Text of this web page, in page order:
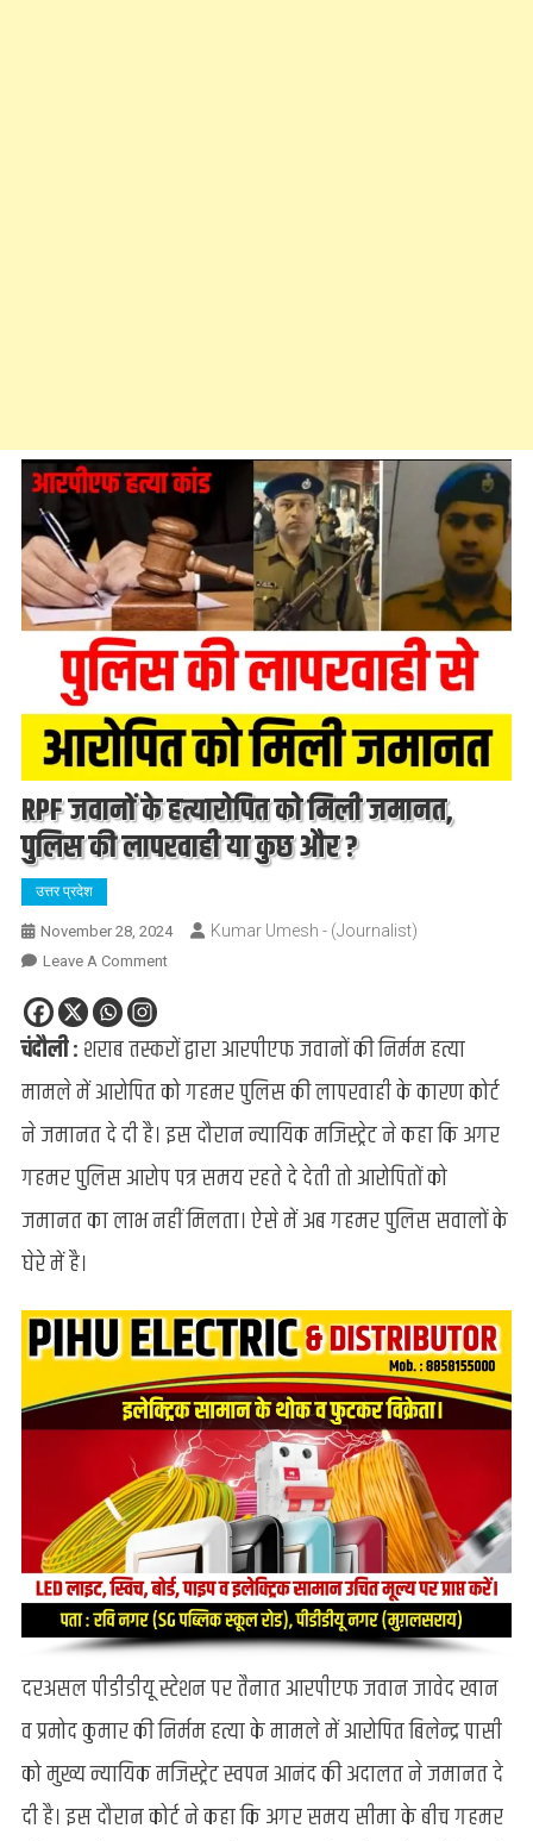
RPF जवानों के हत्यारोपित को मिली जमानत,
पुलिस की लापरवाही या कुछ और ?
उत्तर प्रदेश
November 28, 2024 Kumar Umesh - (Journalist)
Leave A CommentOn
के
को
मिली
पुलिस
की
लापरवाही
और
?
चंदौली :शराब तस्करों द्वारा आरपीएफ जवानों की निर्मम हत्या
मामले में आरोपित को गहमर पुलिस की लापरवाही के कारण कोर्ट
ने जमानत दे दी है। इस दौरान न्यायिक मजिस्ट्रेट ने कहा कि अगर
गहमर पुलिस आरोप पत्र समय रहते दे देती तो आरोपितों को
जमानत का लाभ नहीं मिलता। ऐसे में अब गहमर पुलिस सवालों के
घेरे में है।
दरअसल पीडीडीयू स्टेशन पर तैनात आरपीएफ जवान जावेद खान
व प्रमोद कुमार की निर्मम हत्या के मामले में आरोपित बिलेन्द्र पासी
को मुख्य न्यायिक मजिस्ट्रेट स्वपन आनंद की अदालत ने जमानत दे
दी है। इस दौरान कोर्ट ने कहा कि अगर समय सीमा के बीच गहमर